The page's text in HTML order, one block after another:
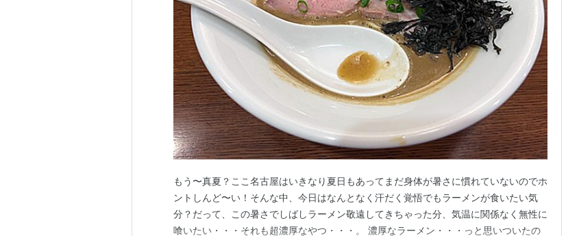
もう〜真夏？ここ名古屋はいきなり夏日もあってまだ身体が暑さに慣れていないのでホ
ントしんど〜い！そんな中、今日はなんとなく汗だく覚悟でもラーメンが食いたい気
分？だって、この暑さでしばしラーメン敬遠してきちゃった分、気温に関係なく無性に
喰いたい・・・それも超濃厚なやつ・・・。 濃厚なラーメン・・・っと思いついたの